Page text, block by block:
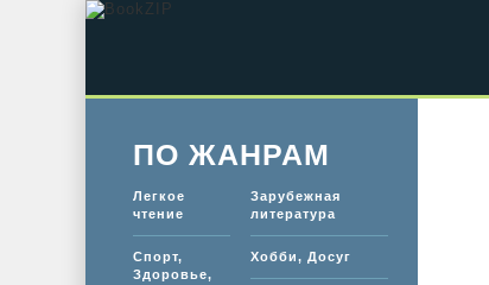
ПО ЖАНРАМ
Легкое
чтение
Спорт,
Здоровье,
Зарубежная
литература
Хобби, Досуг